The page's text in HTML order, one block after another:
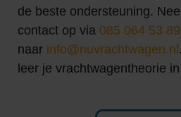
de beste ondersteuning.
contact op via 085 064 53 89
naar info@nuvrachtwagen.nl
leer je vrachtwagentheorie